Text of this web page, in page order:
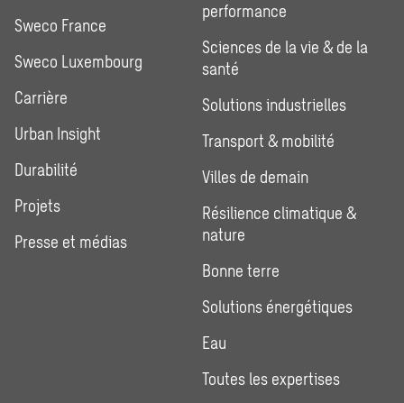
Sweco France
Sweco Luxembourg
Carrière
Urban Insight
Durabilité
Projets
Presse et médias
performance
Sciences de la vie & de la
santé
Solutions industrielles
Transport & mobilité
Villes de demain
Résilience climatique &
nature
Bonne terre
Solutions énergétiques
Eau
Toutes les expertises